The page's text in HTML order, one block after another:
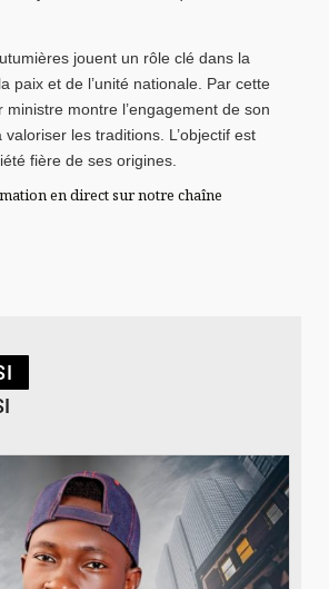
jouent un rôle clé dans la
paix et de l’unité nationale. Par cette
ministre montre l’engagement de son
les traditions. L’objectif est
fière de ses origines.
en direct sur notre chaîne